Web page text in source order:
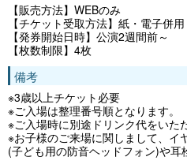
【販売方法】WEBのみ
【チケット受取方法】紙・電子併用
【発券開始日時】公演2週間前～
【枚数制限】4枚
備考
※3歳以上チケット必要
※ご入場は整理番号順となります。
※ご入場時に別途ドリンク代をいた
※お子様のご来場に関しまして、イ
(子ども用の防音ヘッドフォン)や耳